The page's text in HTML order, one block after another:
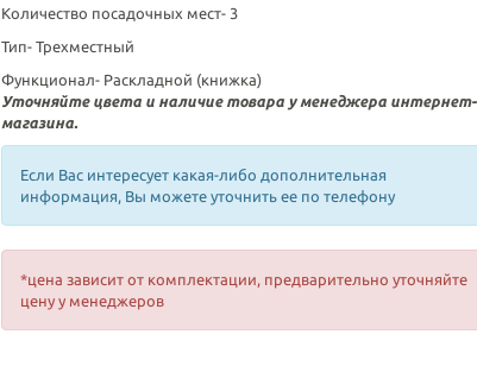
Количество посадочных мест- 3
Тип- Трехместный
Функционал- Раскладной (книжка)
Уточняйте цвета и наличие товара у менеджера интернет-
магазина.
Если Вас интересует какая-либо дополнительная
информация, Вы можете уточнить ее по телефону
*цена зависит от комплектации, предварительно уточняйте
цену у менеджеров